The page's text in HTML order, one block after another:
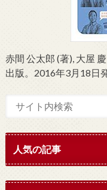
赤間 公太郎 (著), 大屋
出版。2016年3月18日
人気の記事